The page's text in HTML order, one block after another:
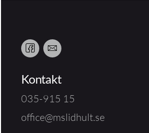
Kontakt
035-915 15
office@mslidhult.se